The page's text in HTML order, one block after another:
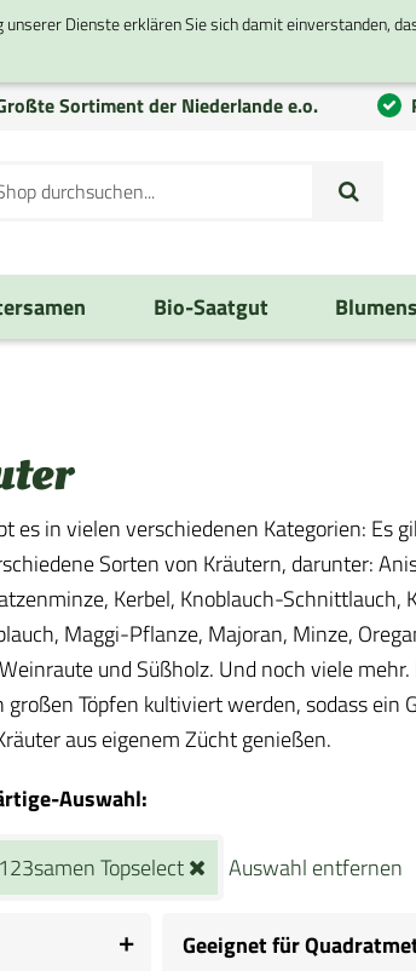
Dienste erklären Sie sich damit einverstanden,
Sortimentder Niederlande e.o.
Bio-Saatgut
es in vielen verschiedenen Kategorien: Es
Sorten von Kräutern, darunter:
Kerbel, Knoblauch-
Maggi-Pflanze, Majoran, Minze,
und Süßholz. Und noch viele
großen Töpfen kultiviert werden, sodass
aus eigenem Zücht genießen.
Auswahl:
123samen Topselect Auswahl entfernen
Geeignet für